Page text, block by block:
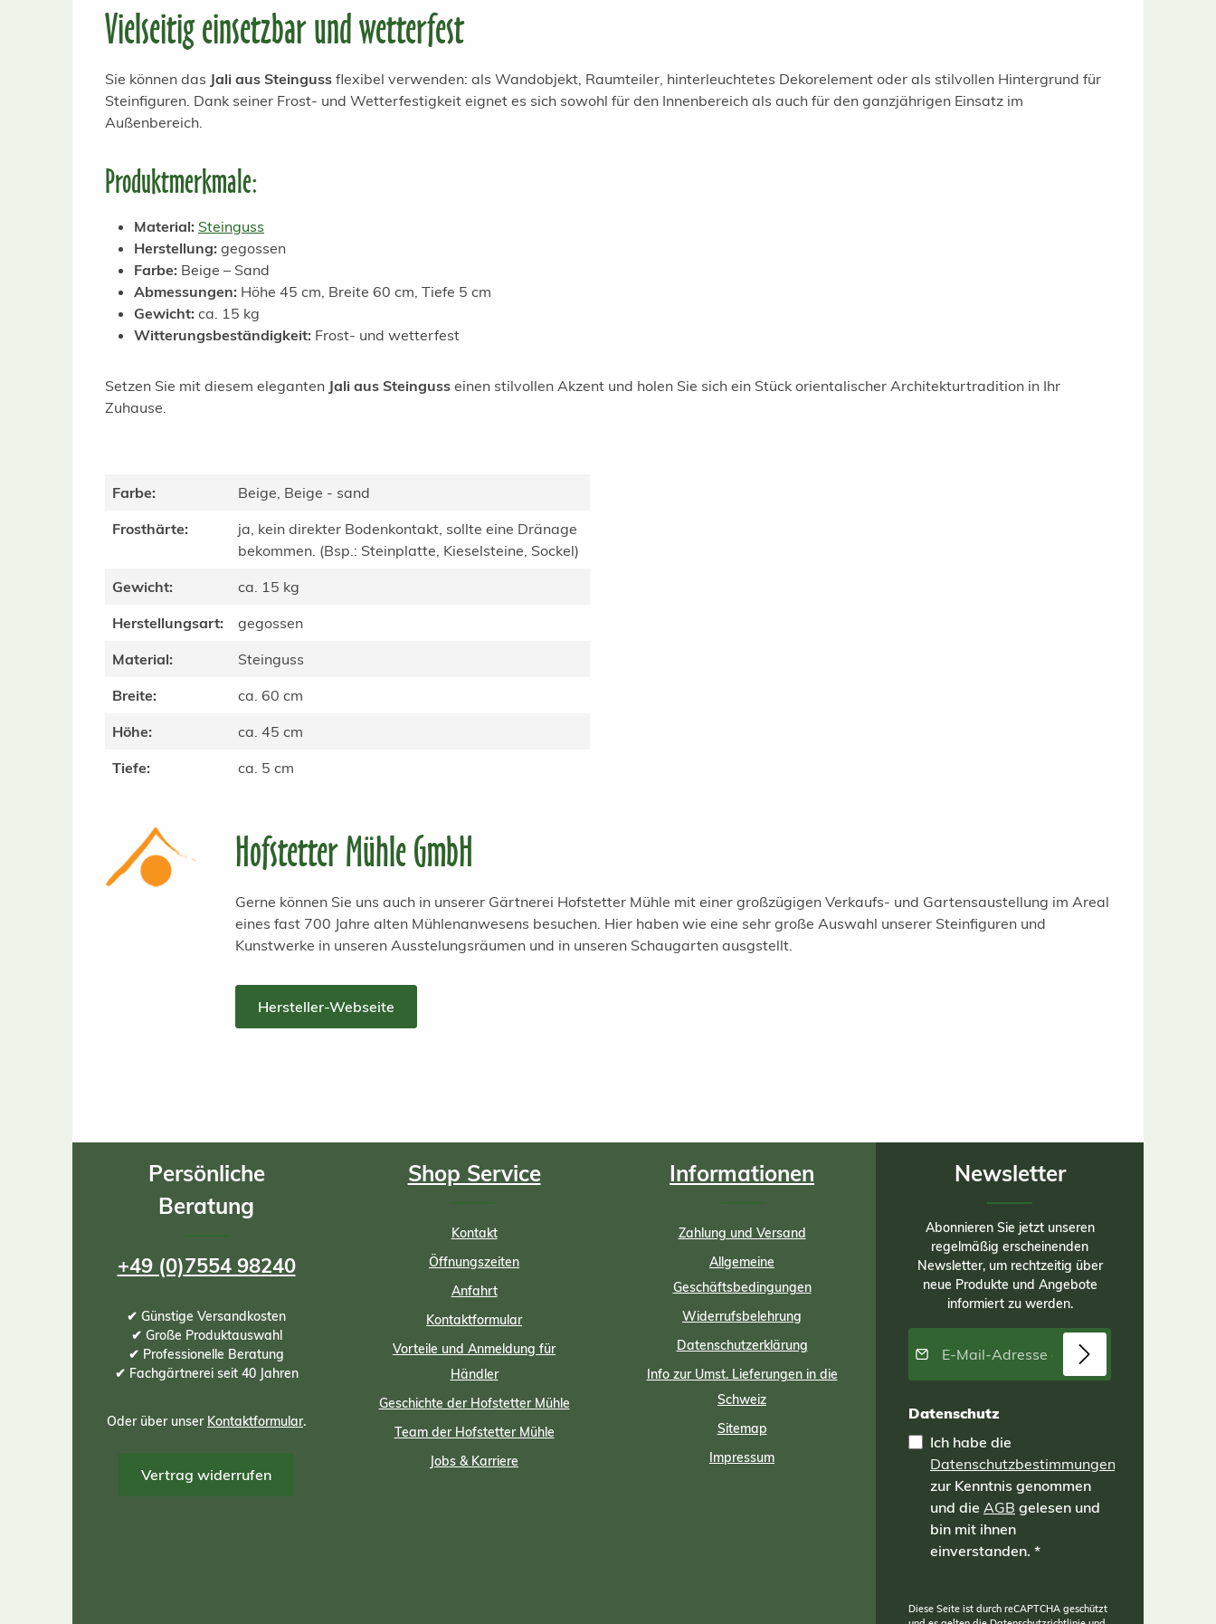
Vielseitig einsetzbar und wetterfest
Sie können das Jali aus Steinguss flexibel verwenden: als Wandobjekt, Raumteiler, hinterleuchtetes Dekorelement oder als stilvollen Hintergrund für
Steinfiguren. Dank seiner Frost- und Wetterfestigkeit eignet es sich sowohl für den Innenbereich als auch für den ganzjährigen Einsatz im
Außenbereich.
Produktmerkmale:
Material: Steinguss
Herstellung: gegossen
Farbe: Beige – Sand
Abmessungen: Höhe 45 cm, Breite 60 cm, Tiefe 5 cm
Gewicht: ca. 15 kg
Witterungsbeständigkeit: Frost- und wetterfest
Setzen Sie mit diesem eleganten Jali aus Steinguss einen stilvollen Akzent und holen Sie sich ein Stück orientalischer Architekturtradition in Ihr
Zuhause.
Farbe:
Beige, Beige - sand
Frosthärte:
ja, kein direkter Bodenkontakt, sollte eine Dränage
bekommen. (Bsp.: Steinplatte, Kieselsteine, Sockel)
Gewicht:
ca. 15 kg
Herstellungsart:
gegossen
Material:
Steinguss
Breite:
ca. 60 cm
Höhe:
ca. 45 cm
Tiefe:
ca. 5 cm
Hofstetter Mühle GmbH
Gerne können Sie uns auch in unserer Gärtnerei Hofstetter Mühle mit einer großzügigen Verkaufs- und Gartensaustellung im Areal
eines fast 700 Jahre alten Mühlenanwesens besuchen. Hier haben wie eine sehr große Auswahl unserer Steinfiguren und
Kunstwerke in unseren Ausstelungsräumen und in unseren Schaugarten ausgstellt.
Hersteller-Webseite
Persönliche
Beratung
+49 (0)7554 98240
✔ Günstige Versandkosten
✔ Große Produktauswahl
✔ Professionelle Beratung
✔ Fachgärtnerei seit 40 Jahren
Oder über unser Kontaktformular.
Vertrag widerrufen
Shop Service
Kontakt
Öffnungszeiten
Anfahrt
Kontaktformular
Vorteile und Anmeldung für
Händler
Geschichte der Hofstetter Mühle
Team der Hofstetter Mühle
Jobs & Karriere
Informationen
Zahlung und Versand
Allgemeine
Geschäftsbedingungen
Widerrufsbelehrung
Datenschutzerklärung
Info zur Umst. Lieferungen in die
Schweiz
Sitemap
Impressum
Newsletter
Abonnieren Sie jetzt unseren
regelmäßig erscheinenden
Newsletter, um rechtzeitig über
neue Produkte und Angebote
informiert zu werden.
E-Mail-Adresse*
Datenschutz
Ich habe die
Datenschutzbestimmungen
zur Kenntnis genommen
und die AGB gelesen und
bin mit ihnen
einverstanden. *
Diese Seite ist durch reCAPTCHA geschützt